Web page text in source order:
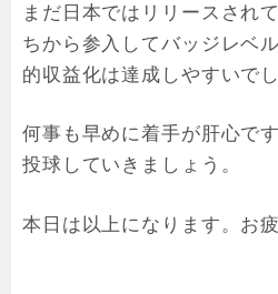
まだ日本ではリリースされ
ちから参入してバッジレベ
的収益化は達成しやすいでし
何事も早めに着手が肝心で
投球していきましょう。
本日は以上になります。お